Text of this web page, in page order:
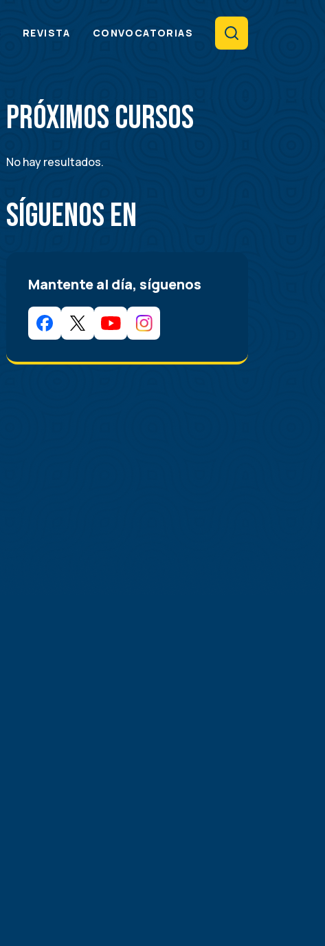
REVISTA CONVOCATORIAS Search
Próximos Cursos
No hay resultados.
Síguenos en
Mantente al día, síguenos